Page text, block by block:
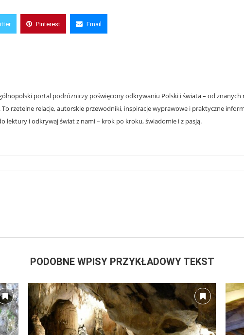
Pinterest Email
portal podróżniczy poświęcony odkrywaniu Polski i świata – od znanych
rzetelne relacje, autorskie przewodniki, inspiracje wyprawowe i praktyczne
lektury i odkrywaj świat z nami – krok po kroku, świadomie i z pasją.
PODOBNE WPISY PRZYKŁADOWY TEKST